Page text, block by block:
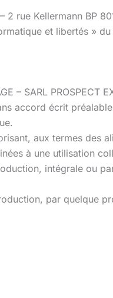
2 rue Kellermann BP
et libertés »
– SARL
accord écrit
aux termes des
à une utilisation
intégrale ou
par quelque